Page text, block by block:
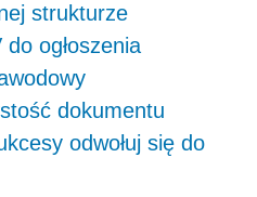
strukturze
ogłoszenia
dokumentu
odwołuj się do